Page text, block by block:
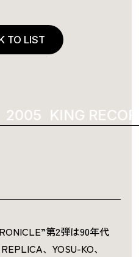
TO LIST
2005 KING
第2弾は90年代
、YOSU-KO、